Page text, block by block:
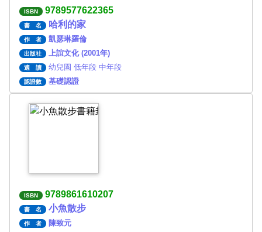
ISBN 9789577622365
書 名 哈利的家
作 者 凱瑟琳羅倫
出版社 上誼文化 (2001年)
適 讀 幼兒園 低年段 中年段
認證數 基礎認證
ISBN 9789861610207
書 名 小魚散步
作 者 陳致元